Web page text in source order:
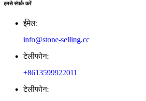
हमसे संपर्क करें
ईमेल:
info@stone-selling.cc
टेलीफोन:
+8613599922011
टेलीफोन: